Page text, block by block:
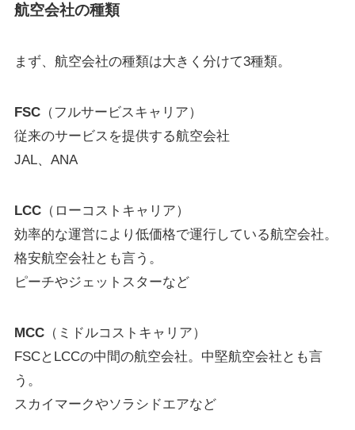
航空会社の種類
まず、航空会社の種類は大きく分けて3種類。
FSC（フルサービスキャリア）
従来のサービスを提供する航空会社
JAL、ANA
LCC（ローコストキャリア）
効率的な運営により低価格で運行している航空会社。
格安航空会社とも言う。
ピーチやジェットスターなど
MCC（ミドルコストキャリア）
FSCとLCCの中間の航空会社。中堅航空会社とも言
う。
スカイマークやソラシドエアなど